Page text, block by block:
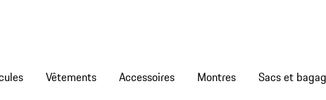
Vêtements Accessoires Montres Sacs et